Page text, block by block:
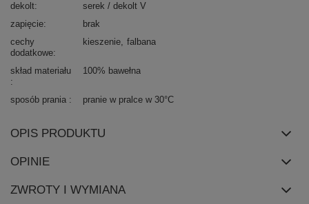
dekolt
serek / dekolt V
zapięcie
brak
cechy
dodatkowe
kieszenie falbana
skład materiału 100% bawełna
sposób prania pranie w pralce w 30°C
OPIS PRODUKTU
OPINIE
ZWROTY I WYMIANA